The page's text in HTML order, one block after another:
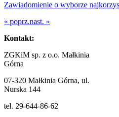
Zawiadomienie o wyborze
« poprz.nast. »
Kontakt:
ZGKiM sp. z o.o. Małkinia
Górna
07-320 Małkinia Górna, ul.
Nurska 144
tel. 29-644-86-62